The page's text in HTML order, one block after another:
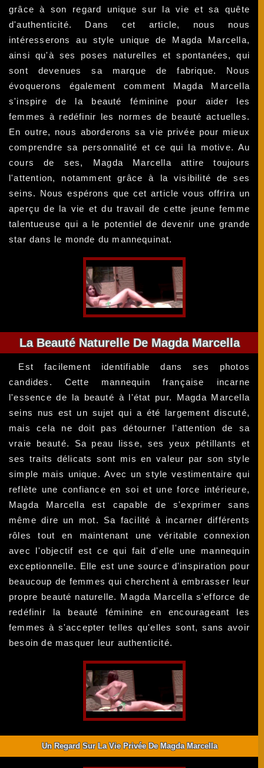
grâce à son regard unique sur la vie et sa quête
d'authenticité. Dans cet article, nous nous
intéresserons au style unique de Magda Marcella,
ainsi qu'à ses poses naturelles et spontanées, qui
sont devenues sa marque de fabrique. Nous
évoquerons également comment Magda Marcella
s'inspire de la beauté féminine pour aider les
femmes à redéfinir les normes de beauté actuelles.
En outre, nous aborderons sa vie privée pour mieux
comprendre sa personnalité et ce qui la motive. Au
cours de ses, Magda Marcella attire toujours
l'attention, notamment grâce à la visibilité de ses
seins. Nous espérons que cet article vous offrira un
aperçu de la vie et du travail de cette jeune femme
talentueuse qui a le potentiel de devenir une grande
star dans le monde du mannequinat.
La Beauté Naturelle De Magda Marcella
Est facilement identifiable dans ses photos
candides. Cette mannequin française incarne
l'essence de la beauté à l'état pur. Magda Marcella
seins nus est un sujet qui a été largement discuté,
mais cela ne doit pas détourner l'attention de sa
vraie beauté. Sa peau lisse, ses yeux pétillants et
ses traits délicats sont mis en valeur par son style
simple mais unique. Avec un style vestimentaire qui
reflète une confiance en soi et une force intérieure,
Magda Marcella est capable de s'exprimer sans
même dire un mot. Sa facilité à incarner différents
rôles tout en maintenant une véritable connexion
avec l'objectif est ce qui fait d'elle une mannequin
exceptionnelle. Elle est une source d'inspiration pour
beaucoup de femmes qui cherchent à embrasser leur
propre beauté naturelle. Magda Marcella s'efforce de
redéfinir la beauté féminine en encourageant les
femmes à s'accepter telles qu'elles sont, sans avoir
besoin de masquer leur authenticité.
Un Regard Sur La Vie Privée De Magda Marcella